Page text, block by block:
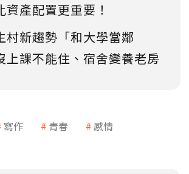
資產配置更重要！
村新趨勢「和大學當鄰
上課不能住、宿舍變養老房
寫作 青春
感情